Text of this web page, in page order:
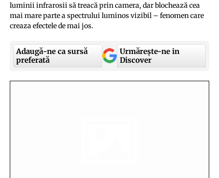
luminii infrarosii să treacă prin camera, dar blochează cea
mai mare parte a spectrului luminos vizibil – fenomen care
creaza efectele de mai jos.
Adaugă-ne ca sursă
preferată
Urmărește-ne in
Discover